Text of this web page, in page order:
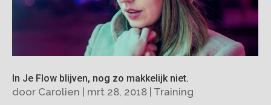
In Je Flow blijven, nog zo makkelijk niet.
door Carolien | mrt 28, 2018 | Training